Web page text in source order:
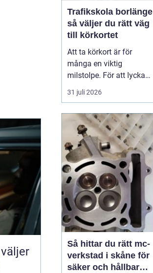
Trafikskola borlänge
så väljer du rätt väg
till körkortet
Att ta körkort är för
många en viktig
milstolpe. För att lyckas
på ett tryggt och
effektivt sätt spelar valet
Den som söker en
Trafikskola Borlänge
möter i dag många
alternativ, med a...
31 juli 2026
Så hittar du rätt mc-
verkstad i skåne för
säker och hållbar